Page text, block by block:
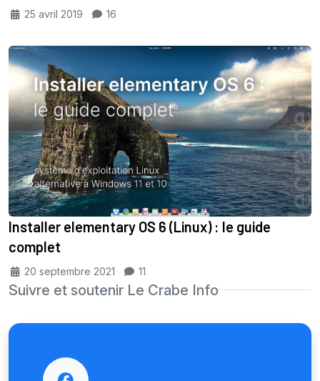
25 avril 2019 16
Installer elementary OS 6 (Linux) : le guide
complet
20 septembre 2021 11
Suivre et soutenir Le Crabe Info